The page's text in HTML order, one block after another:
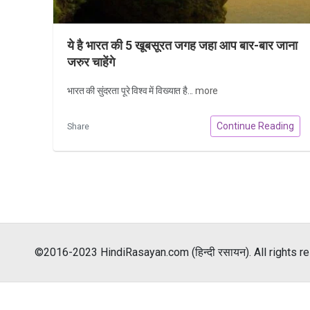
ये है भारत की 5 खूबसूरत जगह जहा आप बार-बार जाना
जरुर चाहेंगे
भारत की सुंदरता पूरे विश्व में विख्यात है...more
Share Continue Reading
©2016-2023 HindiRasayan.com (हिन्दी रसायन). All rights